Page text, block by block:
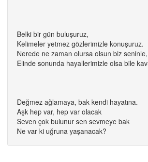
Belki bir gün buluşuruz,
Kelimeler yetmez gözlerimizle konuşuruz.
Nerede ne zaman olursa olsun biz seninle,
Elinde sonunda hayallerimizle olsa bile
Değmez ağlamaya, bak kendi hayatına.
Aşk hep var, hep var olacak
Seven çok bulunur sen sevmeye bak
Ne var ki uğruna yaşanacak?